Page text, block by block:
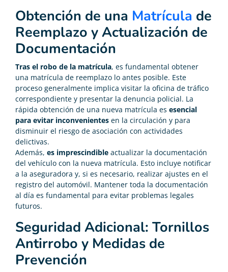
Obtención de una Matrícula de
Reemplazo y Actualización de
Documentación
Tras el robo de la matrícula, es fundamental obtener
una matrícula de reemplazo lo antes posible. Este
proceso generalmente implica visitar la oficina de tráfico
correspondiente y presentar la denuncia policial. La
rápida obtención de una nueva matrícula es esencial
para evitar inconvenientes en la circulación y para
disminuir el riesgo de asociación con actividades
delictivas.
Además, es imprescindible actualizar la documentación
del vehículo con la nueva matrícula. Esto incluye notificar
a la aseguradora y, si es necesario, realizar ajustes en el
registro del automóvil. Mantener toda la documentación
al día es fundamental para evitar problemas legales
futuros.
Seguridad Adicional: Tornillos
Antirrobo y Medidas de
Prevención